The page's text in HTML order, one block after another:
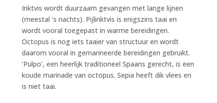
Inktvis wordt duurzaam gevangen met lange lijnen
(meestal ‘s nachts). Pijlinktvis is enigszins taai en
wordt vooral toegepast in warme bereidingen.
Octopus is nog iets taaier van structuur en wordt
daarom vooral in gemarineerde bereidingen gebruikt.
‘Pulpo’, een heerlijk traditioneel Spaans gerecht, is een
koude marinade van octopus. Sepia heeft dik vlees en
is niet taai.